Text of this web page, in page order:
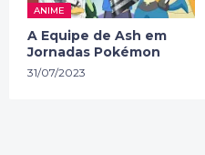
ANIME
A Equipe de Ash em
Jornadas Pokémon
31/07/2023